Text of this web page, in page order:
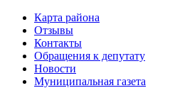
Карта района
Отзывы
Контакты
Обращения к депутату
Новости
Муниципальная газета